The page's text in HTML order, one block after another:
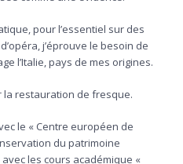
pour l’essentiel sur des
j’éprouve le besoin de
l’Italie, pays de mes origines.
la restauration de fresque.
le « Centre européen de
du patrimoine
les cours académique «